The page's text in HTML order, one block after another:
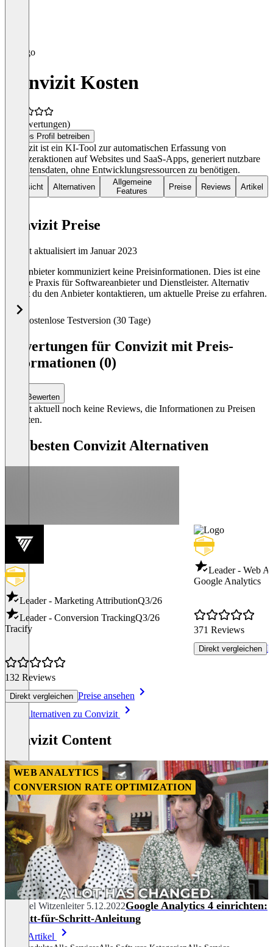
Convizit Kosten
(0 Bewertungen)
Dieses Profil betreiben
Convizit ist ein KI-Tool zur automatischen Erfassung von
Benutzeraktionen auf Websites und SaaS-Apps, generiert nutzbare
Verhaltensdaten, ohne Entwicklungsressourcen zu benötigen.
Übersicht Alternativen
Allgemeine
Features
Preise Reviews Artikel
Convizit Preise
Zuletzt aktualisiert im Januar 2023
Der Anbieter kommuniziert keine Preisinformationen. Dies ist eine
übliche Praxis für Softwareanbieter und Dienstleister. Alternativ
kannst du den Anbieter kontaktieren, um aktuelle Preise zu erfahren.
Kostenlose Testversion (30 Tage)
Bewertungen für Convizit mit Preis-
Informationen (0)
Bewerten
Es gibt aktuell noch keine Reviews, die Informationen zu Preisen
enthalten.
Die besten Convizit Alternativen
Leader - Marketing AttributionQ3/26
Leader - Conversion TrackingQ3/26
Tracify
132 Reviews
Direkt vergleichen Preise ansehen
Leader - Web
Google Analytics
371 Reviews
Direkt vergleichen
Alle Alternativen zu Convizit
Convizit Content
WEB ANALYTICS
CONVERSION RATE OPTIMIZATION
Michael Witzenleiter 5.12.2022Google Analytics 4 einrichten:
Schritt-für-Schritt-Anleitung
Mehr Artikel